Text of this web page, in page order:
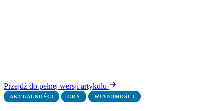
Przejdź do pełnej wersji artykułu
AKTUALNOŚCI GRY WIADOMOŚCI